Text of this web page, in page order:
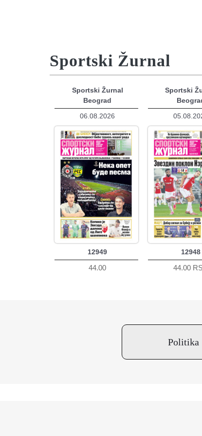
Sportski Žurnal
Sportski Žurnal
Beograd
06.08.2026
12949
44.00
Sportski
12948
44.00
Politika